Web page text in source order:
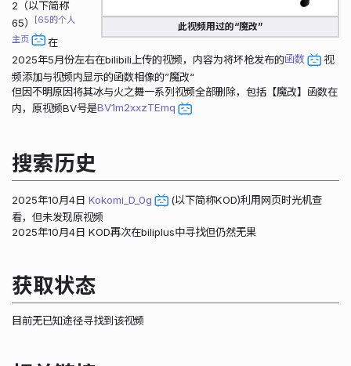
此视频用过的“魔改”
2（以下简称
65）
65的个人
主页
在
2025年5月份左右在bilibili上传的视频，内容为将坏枪发布的函数
视
频添加与视频内显示的函数相像的”魔改“
但因不明原因将其冰与火之舞一系列视频全部删除，包括【魔改】函数在
内，原视频BV号是BV1m2xxzTEmq
搜索历史
2025年10月4日 Kokomi_D_0g
(以下简称KOD)利用网页时光机查
看，但未发现原视频
2025年10月4日 KOD再次在biliplus中寻找但仍然无果
获取状态
目前无已知途径寻找到该视频